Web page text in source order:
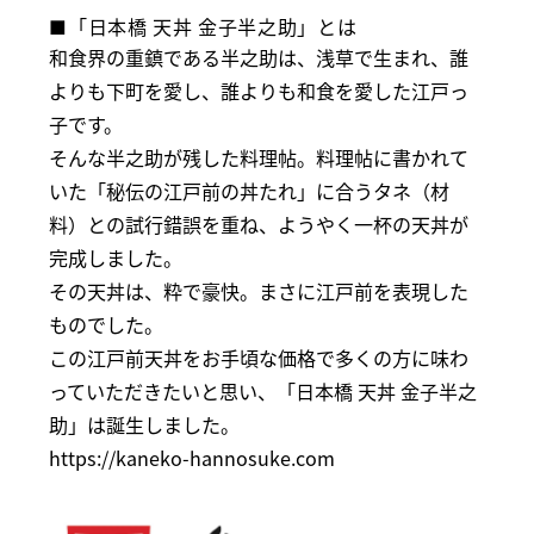
■「日本橋 天丼 金子半之助」とは
和食界の重鎮である半之助は、浅草で生まれ、誰
よりも下町を愛し、誰よりも和食を愛した江戸っ
子です。
そんな半之助が残した料理帖。料理帖に書かれて
いた「秘伝の江戸前の丼たれ」に合うタネ（材
料）との試行錯誤を重ね、ようやく一杯の天丼が
完成しました。
その天丼は、粋で豪快。まさに江戸前を表現した
ものでした。
この江戸前天丼をお手頃な価格で多くの方に味わ
っていただきたいと思い、「日本橋 天丼 金子半之
助」は誕生しました。
https://kaneko-hannosuke.com